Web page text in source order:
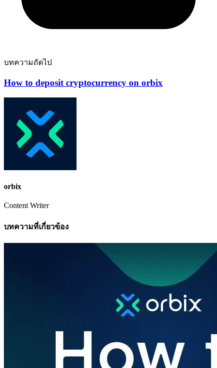
บทความถัดไป
How to deposit cryptocurrency on orbix
orbix
Content Writer
บทความที่เกี่ยวข้อง